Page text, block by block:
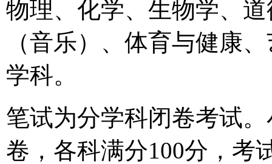
物理、化学、生物学、
（音乐）、体育与健康
学科。
笔试为分学科闭卷考试
卷，各科满分100分，考